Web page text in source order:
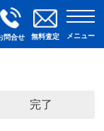
問合せ 無料査定 メニュー
完了